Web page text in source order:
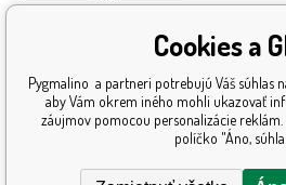
Získané ocenenia
Katalóg hračiek
Mapa stránok
Cookies a
Pygmalino a partneri potrebujú Váš súhlas
aby Vám okrem iného mohli ukazovať
záujmov pomocou personalizácie
políčko "Áno,